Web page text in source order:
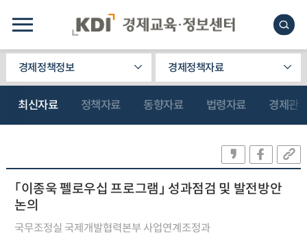
경제정책정보 경제정책자료
최신자료 정책자료 동향자료 법령자료 경제관
「이종욱 펠로우십 프로그램」 성과점검 및 발전방안
논의
국무조정실 국제개발협력본부 사업연계조정과